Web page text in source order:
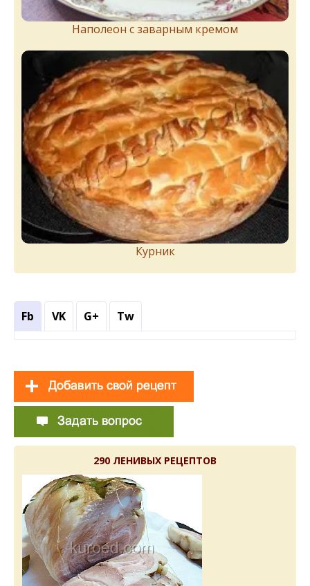
Наполеон с заварным кремом
Курник
Fb VK G+ Tw
290 ЛЕНИВЫХ РЕЦЕПТОВ